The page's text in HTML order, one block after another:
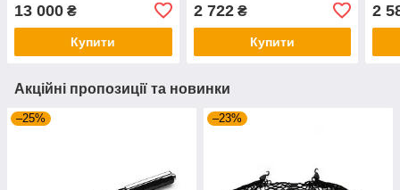
13 000 ₴
Купити
2 722₴
Купити
2
Акційні пропозиції та новинки
–25% –23%